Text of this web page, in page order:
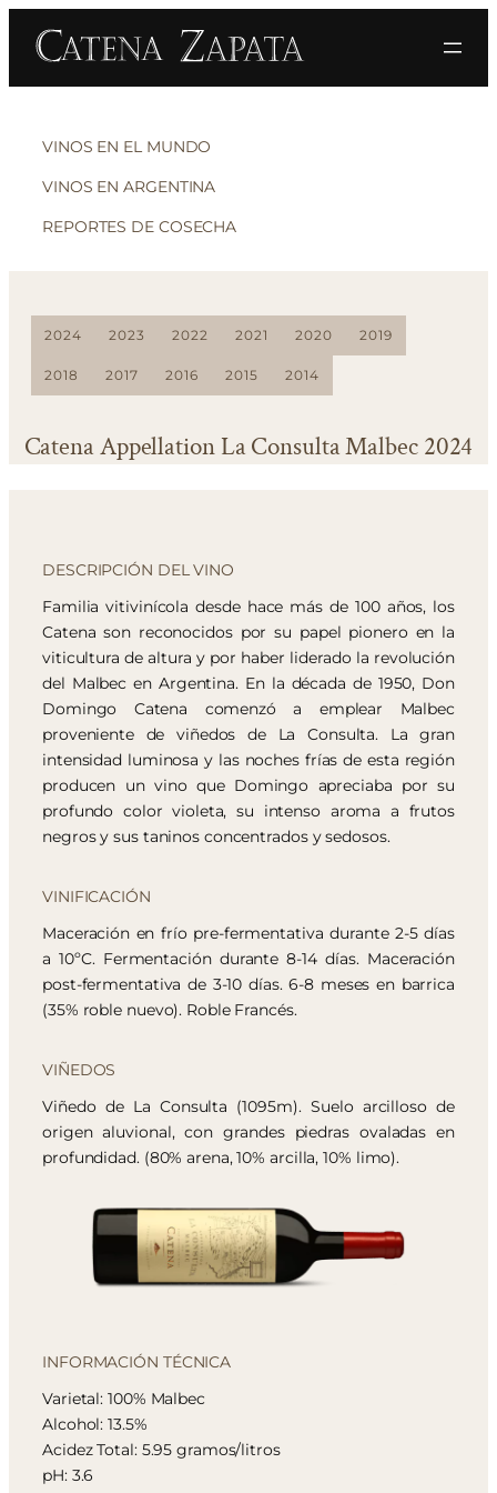
VINOS EN EL MUNDO
VINOS EN ARGENTINA
REPORTES DE COSECHA
2024 2023 2022 2021 2020 2019
2018 2017 2016 2015 2014
Catena Appellation La Consulta Malbec 2024
DESCRIPCIÓN DEL VINO
Familia vitivinícola desde hace más de 100 años, los
Catena son reconocidos por su papel pionero en la
viticultura de altura y por haber liderado la revolución
del Malbec en Argentina. En la década de 1950, Don
Domingo Catena comenzó a emplear Malbec
proveniente de viñedos de La Consulta. La gran
intensidad luminosa y las noches frías de esta región
producen un vino que Domingo apreciaba por su
profundo color violeta, su intenso aroma a frutos
negros y sus taninos concentrados y sedosos.
VINIFICACIÓN
Maceración en frío pre-fermentativa durante 2-5 días
a 10ºC. Fermentación durante 8-14 días. Maceración
post-fermentativa de 3-10 días. 6-8 meses en barrica
(35% roble nuevo). Roble Francés.
VIÑEDOS
Viñedo de La Consulta (1095m). Suelo arcilloso de
origen aluvional, con grandes piedras ovaladas en
profundidad. (80% arena, 10% arcilla, 10% limo).
INFORMACIÓN TÉCNICA
Varietal: 100% Malbec
Alcohol: 13.5%
Acidez Total: 5.95 gramos/litros
pH: 3.6